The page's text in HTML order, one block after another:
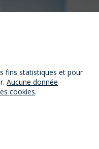
|
fins statistiques et pour
Aucune donnée
cookies.